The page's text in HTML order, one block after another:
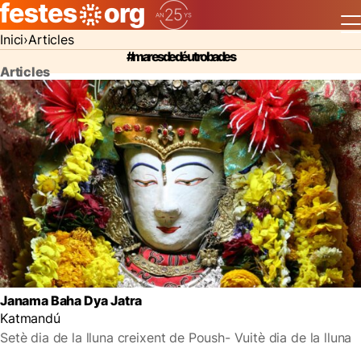
Inici Articles
#maresdedéu trobades
Articles
Janama Baha Dya Jatra
Katmandú
Setè dia de la lluna creixent de Poush- Vuitè dia de la lluna